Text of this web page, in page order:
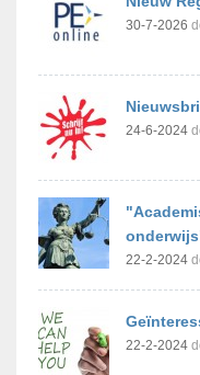
30-7-2026
24-6-2024
22-2-2024
22-2-2024